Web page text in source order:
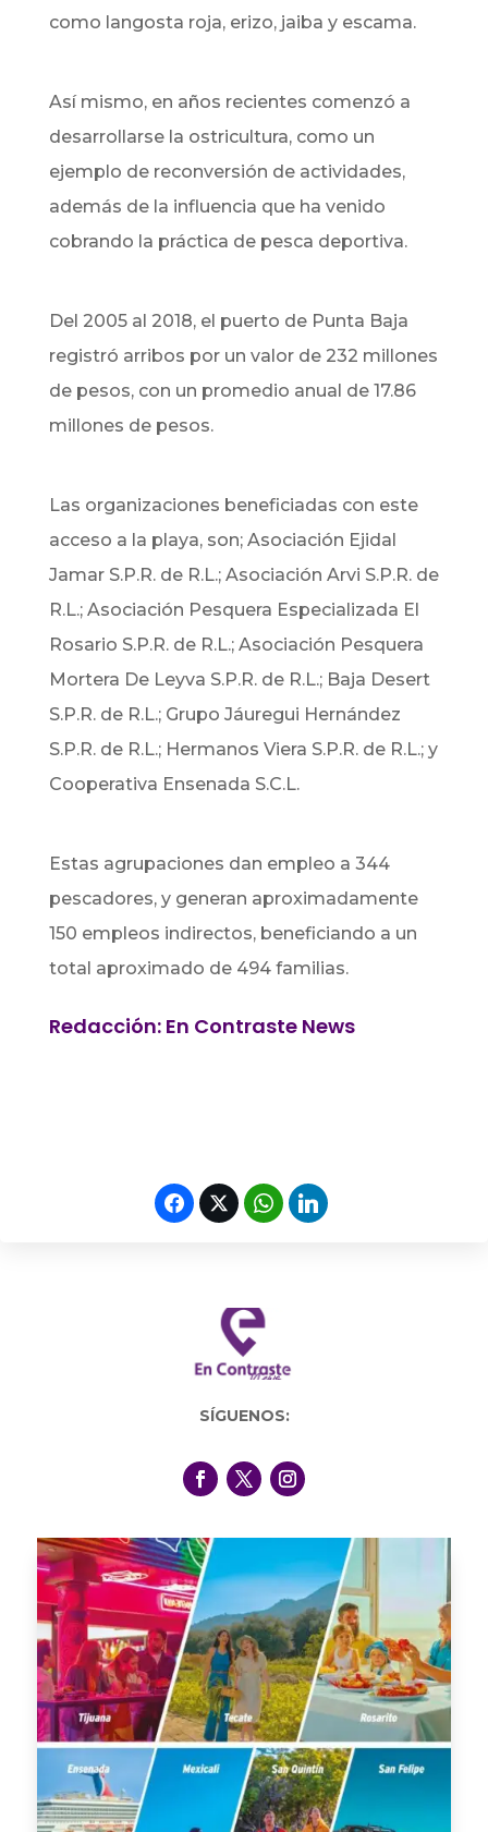
como langosta roja, erizo, jaiba y escama.
Así mismo, en años recientes comenzó a
desarrollarse la ostricultura, como un
ejemplo de reconversión de actividades,
además de la influencia que ha venido
cobrando la práctica de pesca deportiva.
Del 2005 al 2018, el puerto de Punta Baja
registró arribos por un valor de 232 millones
de pesos, con un promedio anual de 17.86
millones de pesos.
Las organizaciones beneficiadas con este
acceso a la playa, son; Asociación Ejidal
Jamar S.P.R. de R.L.; Asociación Arvi S.P.R. de
R.L.; Asociación Pesquera Especializada El
Rosario S.P.R. de R.L.; Asociación Pesquera
Mortera De Leyva S.P.R. de R.L.; Baja Desert
S.P.R. de R.L.; Grupo Jáuregui Hernández
S.P.R. de R.L.; Hermanos Viera S.P.R. de R.L.; y
Cooperativa Ensenada S.C.L.
Estas agrupaciones dan empleo a 344
pescadores, y generan aproximadamente
150 empleos indirectos, beneficiando a un
total aproximado de 494 familias.
Redacción: En Contraste News
SÍGUENOS: